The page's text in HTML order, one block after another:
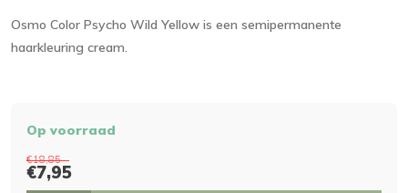
Osmo Color Psycho Wild Yellow is een semipermanente
haarkleuring cream.
Op voorraad
€18,85
€7,95